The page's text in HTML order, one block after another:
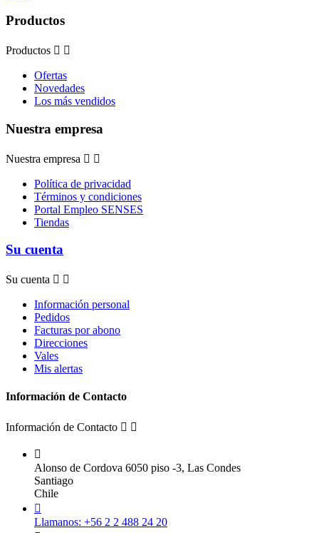
Productos
Productos  
Ofertas
Novedades
Los más vendidos
Nuestra empresa
Nuestra empresa  
Política de privacidad
Términos y condiciones
Portal Empleo SENSES
Tiendas
Su cuenta
Su cuenta  
Información personal
Pedidos
Facturas por abono
Direcciones
Vales
Mis alertas
Información de Contacto
Información de Contacto  

Alonso de Cordova 6050 piso -3, Las Condes
Santiago
Chile

Llamanos: +56 2 2 488 24 20